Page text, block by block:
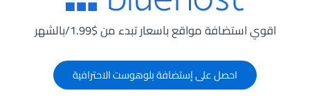
اقوي استضافة مواقع باسعار تبدء من $1.99/بالشهر
احصل على إستضافة بلوهوست الاحترافية
هياكل بيانات
روابط مهمة
سياسة الخصوصية
تواصل معنا